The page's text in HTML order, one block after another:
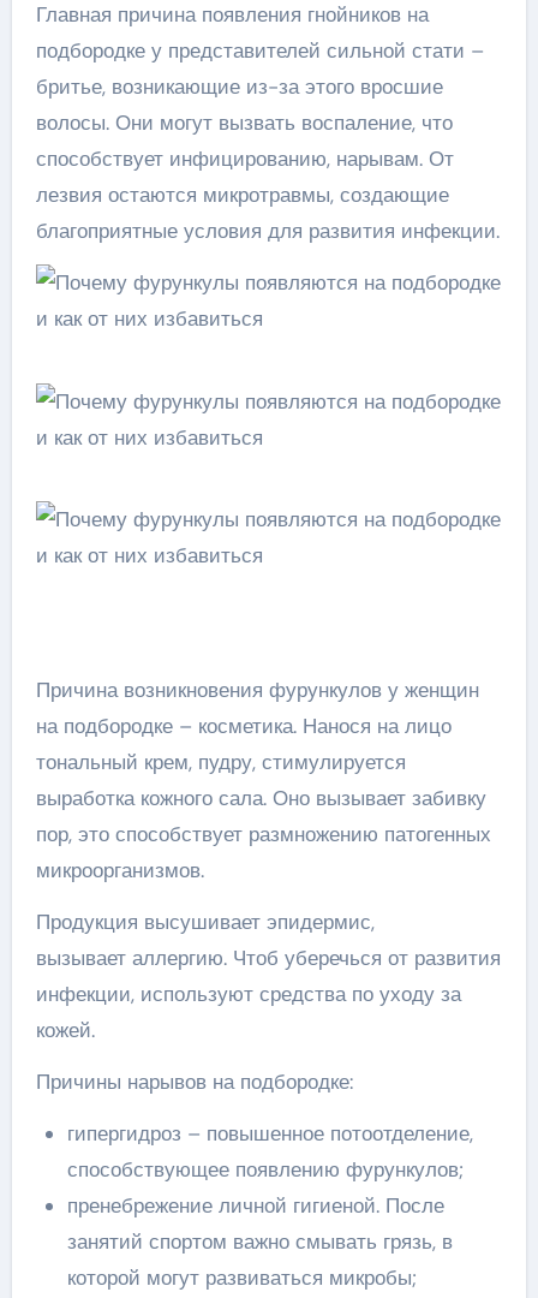
Главная причина появления гнойников на
подбородке у представителей сильной стати –
бритье, возникающие из-за этого вросшие
волосы. Они могут вызвать воспаление, что
способствует инфицированию, нарывам. От
лезвия остаются микротравмы, создающие
благоприятные условия для развития инфекции.
Причина возникновения фурункулов у женщин
на подбородке – косметика. Нанося на лицо
тональный крем, пудру, стимулируется
выработка кожного сала. Оно вызывает забивку
пор, это способствует размножению патогенных
микроорганизмов.
Продукция высушивает эпидермис,
вызывает аллергию. Чтоб уберечься от развития
инфекции, используют средства по уходу за
кожей.
Причины нарывов на подбородке:
гипергидроз – повышенное потоотделение,
способствующее появлению фурункулов;
пренебрежение личной гигиеной. После
занятий спортом важно смывать грязь, в
которой могут развиваться микробы;